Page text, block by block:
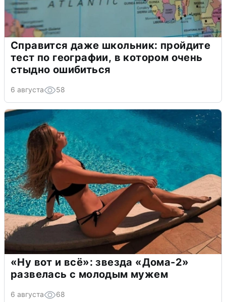
Справится даже школьник: пройдите
тест по географии, в котором очень
стыдно ошибиться
6 августа 58
«Ну вот и всё»: звезда «Дома-2»
развелась с молодым мужем
6 августа 68